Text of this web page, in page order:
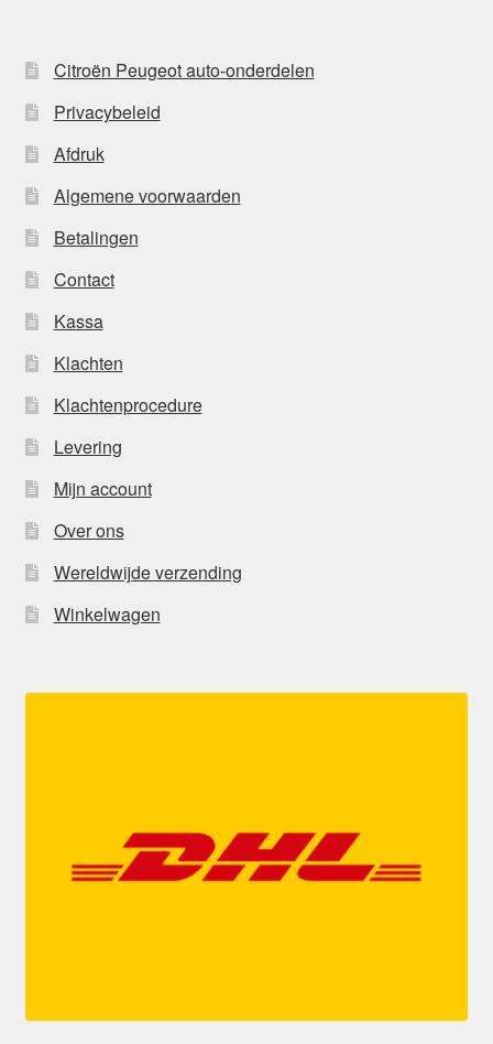
Citroën Peugeot auto-onderdelen
Privacybeleid
Afdruk
Algemene voorwaarden
Betalingen
Contact
Kassa
Klachten
Klachtenprocedure
Levering
Mijn account
Over ons
Wereldwijde verzending
Winkelwagen